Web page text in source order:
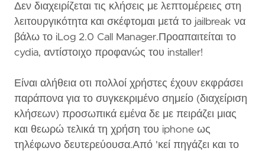
Δεν διαχειρίζεται τις κλήσεις με λεπτομέρειες στη
λειτουργικότητα και σκέφτομαι μετά το jailbreak να
βάλω το iLog 2.0 Call Manager.Προαπαιτείται το
cydia, αντίστοιχο προφανώς του installer!
Είναι αλήθεια οτι πολλοί χρήστες έχουν εκφράσει
παράπονα για το συγκεκριμένο σημείο (διαχείριση
κλήσεων) προσωπικά εμένα δε με πειράζει μιας
και θεωρώ τελικά τη χρήση του iphone ως
τηλέφωνο δευτερεύουσα.Από 'κεί πηγάζει και το